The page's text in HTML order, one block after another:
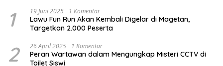
1 19 Juni 2025 1 Komentar
Lawu Fun Run Akan Kembali Digelar di Magetan,
Targetkan 2.000 Peserta
2 26 April 2025 1 Komentar
Peran Wartawan dalam Mengungkap Misteri CCTV di
Toilet Siswi